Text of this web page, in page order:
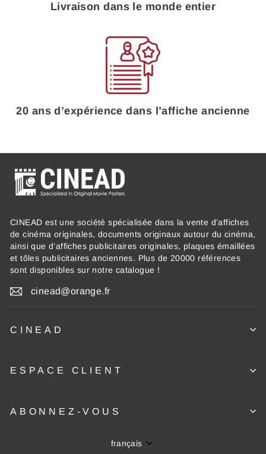
Livraison dans le monde entier
20 ans d’expérience dans l’affiche ancienne
CINEAD est une société spécialisée dans la vente d’affiches
de cinéma originales, documents originaux autour du cinéma,
ainsi que d’affiches publicitaires originales, plaques émaillées
et tôles publicitaires anciennes. Plus de 20000 références
sont disponibles sur notre catalogue !
cinead@orange.fr
CINEAD
ESPACE CLIENT
ABONNEZ-VOUS
Langue
français